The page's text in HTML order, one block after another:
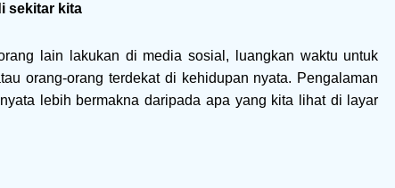
sekitar kita
lain lakukan di media sosial, luangkan waktu untuk
orang-orang terdekat di kehidupan nyata. Pengalaman
lebih bermakna daripada apa yang kita lihat di layar